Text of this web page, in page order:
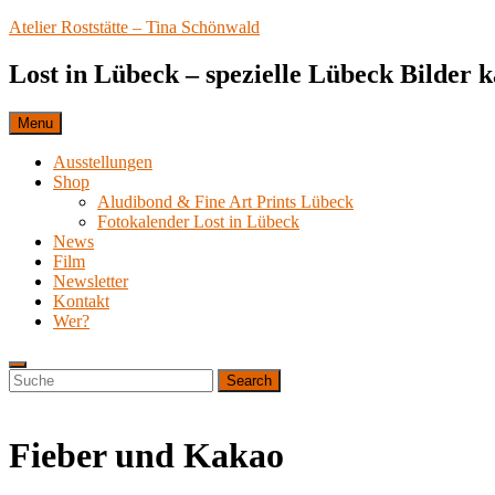
Skip
content
Atelier Roststätte – Tina Schönwald
Lost in Lübeck – spezielle Lübeck Bilder
Menu
Ausstellungen
Shop
Aludibond & Fine Art Prints Lübeck
Fotokalender Lost in Lübeck
News
Film
Newsletter
Kontakt
Wer?
Search
Search
for:
Search
Fieber und Kakao